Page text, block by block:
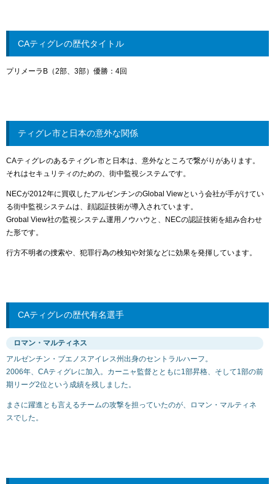
CAティグレの歴代タイトル
プリメーラB（2部、3部）優勝：4回
ティグレ市と日本の意外な関係
CAティグレのあるティグレ市と日本は、意外なところで繋がりがあります。
それはセキュリティのための、街中監視システムです。
NECが2012年に買収したアルゼンチンのGlobal Viewという会社が手がけてい
る街中監視システムは、顔認証技術が導入されています。
Grobal View社の監視システム運用ノウハウと、NECの認証技術を組み合わせ
た形です。
行方不明者の捜索や、犯罪行為の検知や対策などに効果を発揮しています。
CAティグレの歴代有名選手
ロマン・マルティネス
アルゼンチン・ブエノスアイレス州出身のセントラルハーフ。
2006年、CAティグレに加入。カーニャ監督とともに1部昇格、そして1部の前
期リーグ2位という成績を残しました。
まさに躍進とも言えるチームの攻撃を担っていたのが、ロマン・マルティネ
スでした。